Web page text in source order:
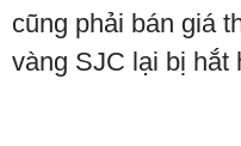
cũng phải bán giá
vàng SJC lại bị hắt